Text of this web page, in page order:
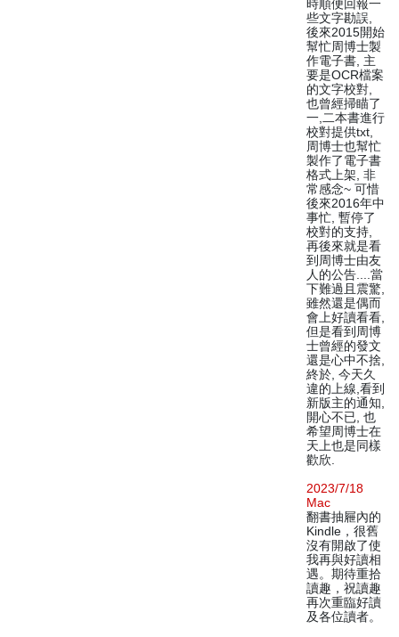
時順便回報一
些文字勘誤,
後來2015開始
幫忙周博士製
作電子書, 主
要是OCR檔案
的文字校對,
也曾經掃瞄了
一,二本書進行
校對提供txt,
周博士也幫忙
製作了電子書
格式上架, 非
常感念~ 可惜
後來2016年中
事忙, 暫停了
校對的支持,
再後來就是看
到周博士由友
人的公告....當
下難過且震驚,
雖然還是偶而
會上好讀看看,
但是看到周博
士曾經的發文
還是心中不捨,
終於, 今天久
違的上線,看到
新版主的通知,
開心不已, 也
希望周博士在
天上也是同樣
歡欣.
2023/7/18
Mac
翻書抽屜內的
Kindle，很舊
沒有開啟了使
我再與好讀相
遇。期待重拾
讀趣，祝讀趣
再次重臨好讀
及各位讀者。